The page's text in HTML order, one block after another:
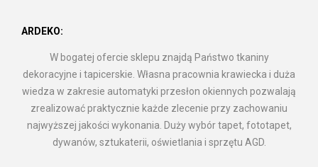
ARDEKO:
W bogatej ofercie sklepu znajdą Państwo tkaniny
dekoracyjne i tapicerskie. Własna pracownia krawiecka i duża
wiedza w zakresie automatyki przesłon okiennych pozwalają
zrealizować praktycznie każde zlecenie przy zachowaniu
najwyższej jakości wykonania. Duży wybór tapet, fototapet,
dywanów, sztukaterii, oświetlania i sprzętu AGD.